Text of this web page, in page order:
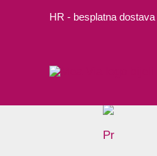
HR - besplatna